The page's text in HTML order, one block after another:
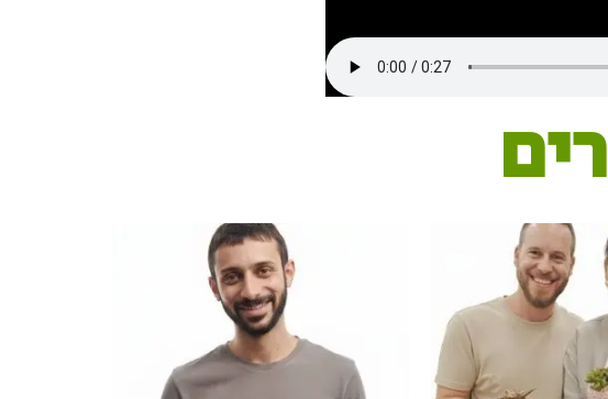
רים